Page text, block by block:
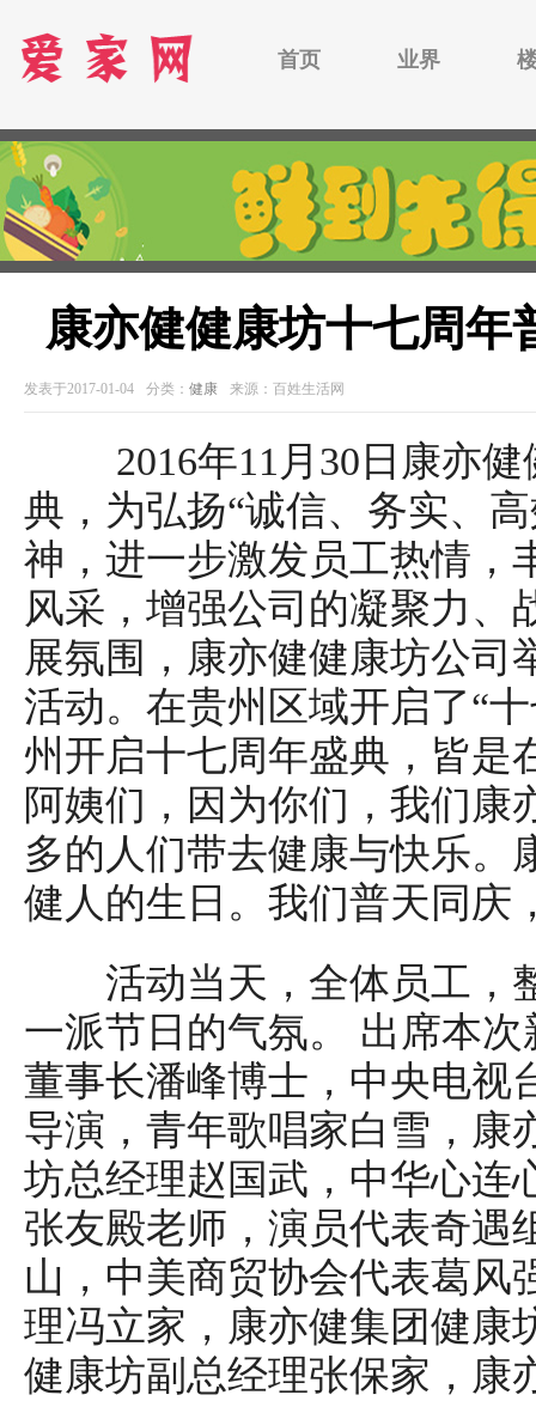
首页 业界
康亦健健康坊十七周年
发表于2017-01-04 分类： 健康 来源：百姓生活网
2016年11月30日康亦健
典，为弘扬“诚信、务实、
神，进一步激发员工热情，
风采，增强公司的凝聚力、
展氛围，康亦健健康坊公司
活动。在贵州区域开启了“
州开启十七周年盛典，皆是
阿姨们，因为你们，我们康
多的人们带去健康与快乐。
健人的生日。我们普天同庆
活动当天，全体员工，
一派节日的气氛。 出席本
董事长潘峰博士，中央电视
导演，青年歌唱家白雪，康
坊总经理赵国武，中华心连
张友殿老师，演员代表奇遇
山，中美商贸协会代表葛风
理冯立家，康亦健集团健康
健康坊副总经理张保家，康